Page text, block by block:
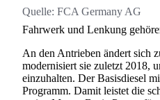
Quelle: FCA Germany AG
Fahrwerk und Lenkung
An den Antrieben ändert sich
modernisiert sie zuletzt 2018,
einzuhalten. Der Basisdiesel
Programm. Damit leistet die